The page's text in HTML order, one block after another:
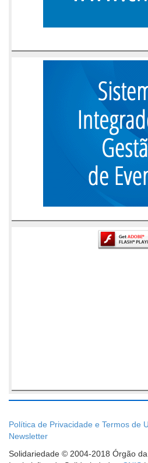
Política de Privacidade e Termos de
Newsletter
Solidariedade © 2004-2018 Órgão